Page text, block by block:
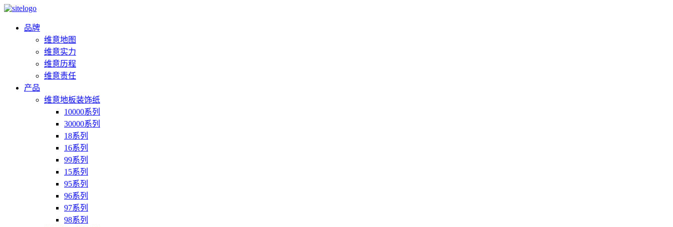
品牌
维意地图
维意实力
维意历程
维意责任
产品
维意地板装饰纸
10000系列
30000系列
18系列
16系列
99系列
15系列
95系列
96系列
97系列
98系列